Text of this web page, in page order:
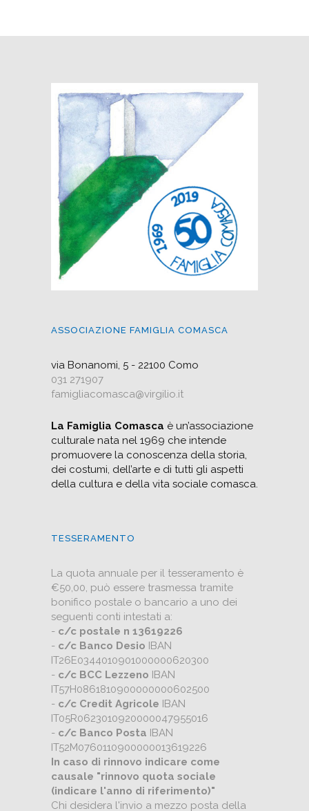
ASSOCIAZIONE FAMIGLIA COMASCA
via Bonanomi, 5 - 22100 Como
031 271907
famigliacomasca@virgilio.it
La Famiglia Comasca è un’associazione
culturale nata nel 1969 che intende
promuovere la conoscenza della storia,
dei costumi, dell’arte e di tutti gli aspetti
della cultura e della vita sociale comasca.
TESSERAMENTO
La quota annuale per il tesseramento è
€50,00, può essere trasmessa tramite
bonifico postale o bancario a uno dei
seguenti conti intestati a:
- c/c postale n 13619226
- c/c Banco Desio IBAN
IT26E0344010901000000620300
- c/c BCC Lezzeno IBAN
IT57H0861810900000000602500
- c/c Credit Agricole IBAN
IT05R0623010920000047955016
- c/c Banco Posta IBAN
IT52M0760110900000013619226
In caso di rinnovo indicare come
causale "rinnovo quota sociale
(indicare l'anno di riferimento)"
Chi desidera l'invio a mezzo posta della